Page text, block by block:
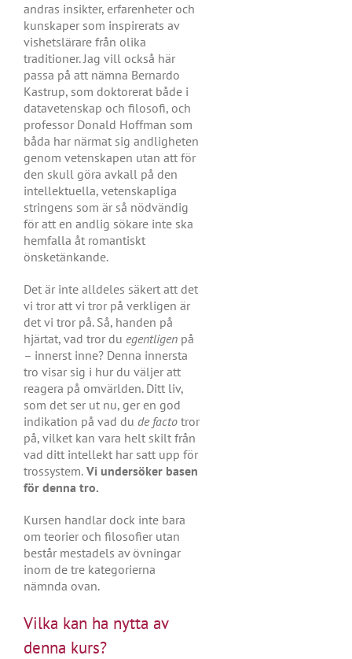
andras insikter, erfarenheter och
kunskaper som inspirerats av
vishetslärare från olika
traditioner. Jag vill också här
passa på att nämna Bernardo
Kastrup, som doktorerat både i
datavetenskap och filosofi, och
professor Donald Hoffman som
båda har närmat sig andligheten
genom vetenskapen utan att för
den skull göra avkall på den
intellektuella, vetenskapliga
stringens som är så nödvändig
för att en andlig sökare inte ska
hemfalla åt romantiskt
önsketänkande.
Det är inte alldeles säkert att det
vi tror att vi tror på verkligen är
det vi tror på. Så, handen på
hjärtat, vad tror du egentligen på
– innerst inne? Denna innersta
tro visar sig i hur du väljer att
reagera på omvärlden. Ditt liv,
som det ser ut nu, ger en god
indikation på vad du de facto tror
på, vilket kan vara helt skilt från
vad ditt intellekt har satt upp för
trossystem. Vi undersöker basen
för denna tro.
Kursen handlar dock inte bara
om teorier och filosofier utan
består mestadels av övningar
inom de tre kategorierna
nämnda ovan.
Vilka kan ha nytta av
denna kurs?